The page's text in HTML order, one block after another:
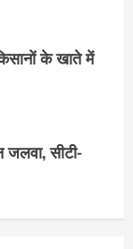
के खाते में
सीटी-